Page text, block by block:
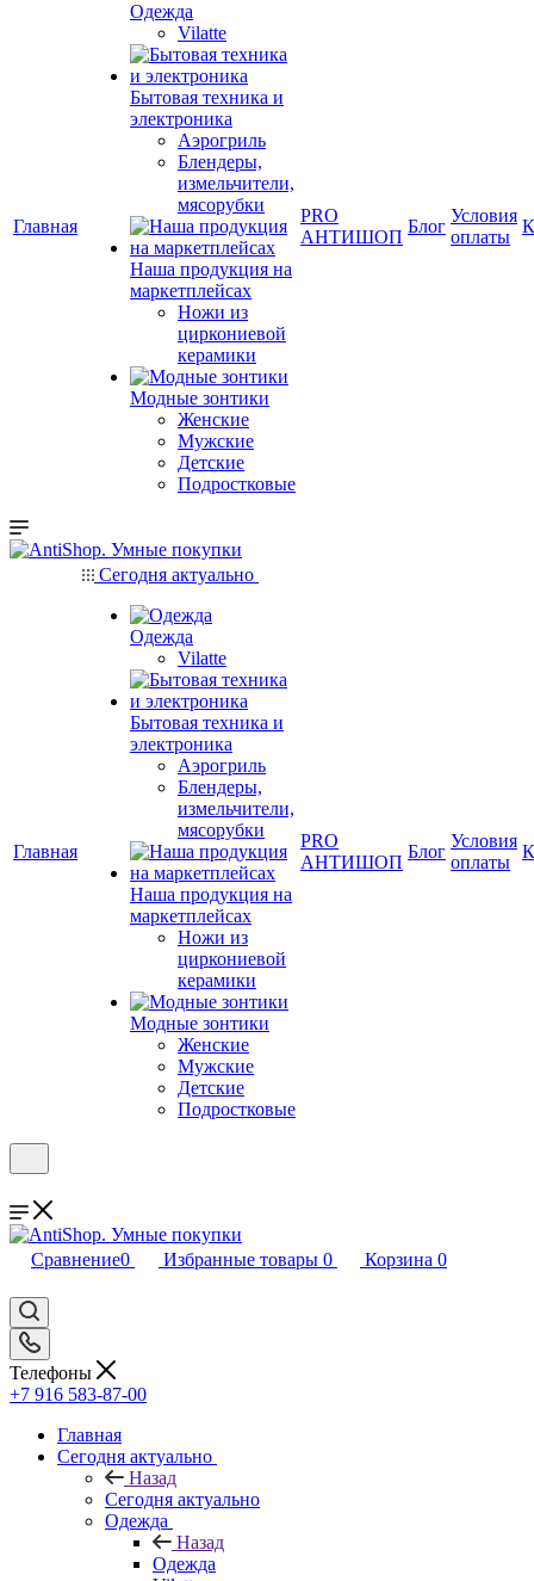
Главная
Одежда
Vilatte
Бытовая техника и
электроника
Аэрогриль
Блендеры,
измельчители,
мясорубки
Наша продукция на
маркетплейсах
Ножи из
циркониевой
керамики
Модные зонтики
Женские
Мужские
Детские
Подростковые
PRO
АНТИШОП
Блог
Условия
оплаты
Главная
Сегодня актуально
Одежда
Vilatte
Бытовая техника и
электроника
Аэрогриль
Блендеры,
измельчители,
мясорубки
Наша продукция на
маркетплейсах
Ножи из
циркониевой
керамики
Модные зонтики
Женские
Мужские
Детские
Подростковые
PRO
АНТИШОП
Блог
Условия
оплаты
Сравнение0 Избранные товары 0 Корзина 0
Телефоны
+7 916 583-87-00
Главная
Сегодня актуально
Назад
Сегодня актуально
Одежда
Назад
Одежда